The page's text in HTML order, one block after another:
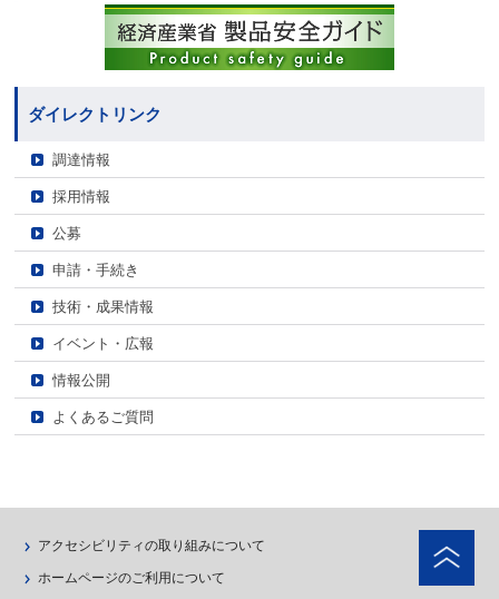
ダイレクトリンク
調達情報
採用情報
公募
申請・手続き
技術・成果情報
イベント・広報
情報公開
よくあるご質問
アクセシビリティの取り組みについて
ホームページのご利用について